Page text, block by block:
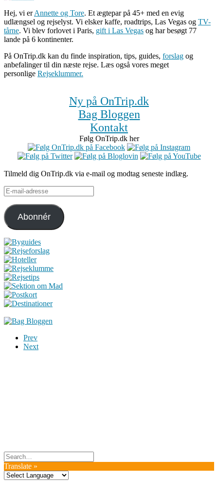
Hej, vi erAnnette og Tore. Et ægtepar på 45+ med en evig
udlængsel og rejselyst. Vi elsker kaffe, roadtrips, Las Vegas og TV-
tårne. Vi blev forlovet i Paris, gift i Las Vegas og har besøgt 77
lande på 6 kontinenter.
På OnTrip.dk kan du finde inspiration, tips, guides, forslag og
anbefalinger til din næste rejse. Læs også vores meget
personlige Rejseklummer.
Ny på OnTrip.dk
Bag Bloggen
Kontakt
Følg OnTrip.dk her
Tilmeld dig OnTrip.dk via e-mail og modtag seneste indlæg.
E-
mail-
adresse
Abonnér
Prev
Next
Translate »